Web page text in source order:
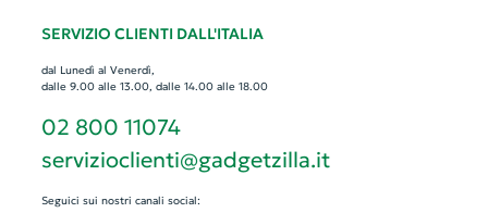
SERVIZIO CLIENTI DALL'ITALIA
dal Lunedì al Venerdì,
dalle 9.00 alle 13.00, dalle 14.00 alle 18.00
02 800 11074
servizioclienti@gadgetzilla.it
Seguici sui nostri canali social: